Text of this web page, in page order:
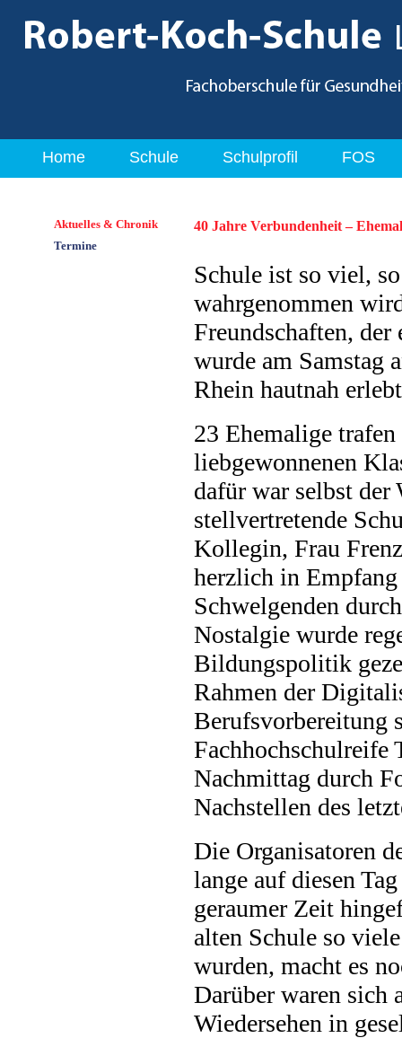
Home Schule Schulprofil FOS
Aktuelles & Chronik
Termine
40 Jahre Verbundenheit –
Schule ist so viel,
wahrgenommen
Freundschaften,
wurde am Samstag
Rhein hautnah
23 Ehemalige
liebgewonnenen
dafür war selbst der
stellvertretende
Kollegin, Frau
herzlich in
Schwelgenden
Nostalgie wurde
Bildungspolitik
Rahmen der
Berufsvorbereitung
Fachhochschulreife
Nachmittag durch
Nachstellen des
Die Organisatoren
lange auf diesen
geraumer Zeit
alten Schule so
wurden, macht es
Darüber waren sich
Wiedersehen in